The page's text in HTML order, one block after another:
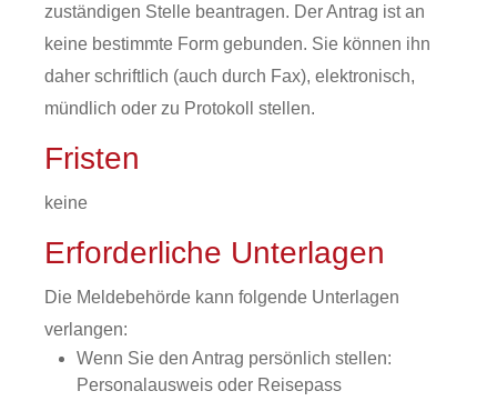
zuständigen Stelle beantragen. Der Antrag ist an
keine bestimmte Form gebunden. Sie können ihn
daher schriftlich (auch durch Fax), elektronisch,
mündlich oder zu Protokoll stellen.
Fristen
keine
Erforderliche Unterlagen
Die Meldebehörde kann folgende Unterlagen
verlangen:
Wenn Sie den Antrag persönlich stellen:
Personalausweis oder Reisepass